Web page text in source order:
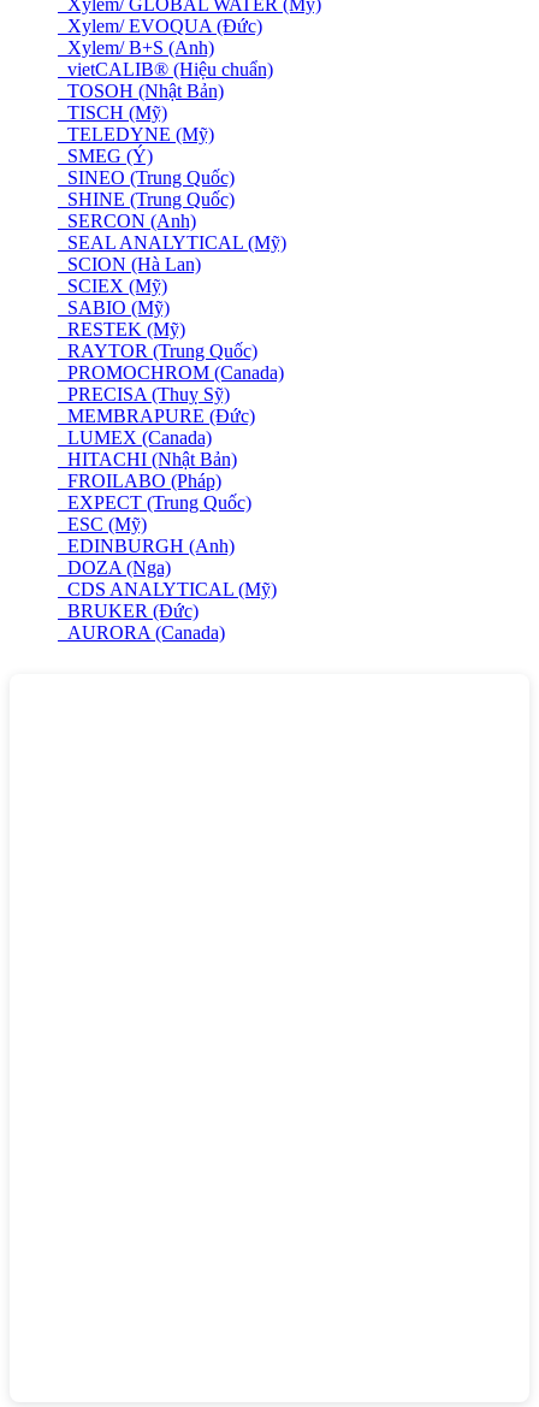
Xylem/ EVOQUA (Đức)
Xylem/ B+S (Anh)
vietCALIB® (Hiệu chuẩn)
TOSOH (Nhật Bản)
TISCH (Mỹ)
TELEDYNE (Mỹ)
SMEG (Ý)
SINEO (Trung Quốc)
SHINE (Trung Quốc)
SERCON (Anh)
SEAL ANALYTICAL (Mỹ)
SCION (Hà Lan)
SCIEX (Mỹ)
SABIO (Mỹ)
RESTEK (Mỹ)
RAYTOR (Trung Quốc)
PROMOCHROM (Canada)
PRECISA (Thuỵ Sỹ)
MEMBRAPURE (Đức)
LUMEX (Canada)
HITACHI (Nhật Bản)
FROILABO (Pháp)
EXPECT (Trung Quốc)
ESC (Mỹ)
EDINBURGH (Anh)
DOZA (Nga)
CDS ANALYTICAL (Mỹ)
BRUKER (Đức)
AURORA (Canada)